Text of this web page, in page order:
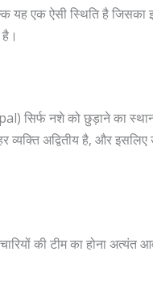
यह एक ऐसी स्थिति है
नशे को छुड़ाने का स्थान
अद्वितीय है, और
की टीम का होना